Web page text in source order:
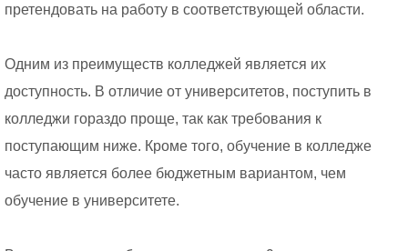
претендовать на работу в соответствующей области.
Одним из преимуществ колледжей является их
доступность. В отличие от университетов, поступить в
колледжи гораздо проще, так как требования к
поступающим ниже. Кроме того, обучение в колледже
часто является более бюджетным вариантом, чем
обучение в университете.